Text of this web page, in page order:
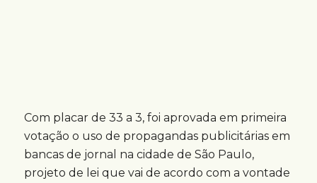
Com placar de 33 a 3, foi aprovada em primeira
votação o uso de propagandas publicitárias em
bancas de jornal na cidade de São Paulo,
projeto de lei que vai de acordo com a vontade